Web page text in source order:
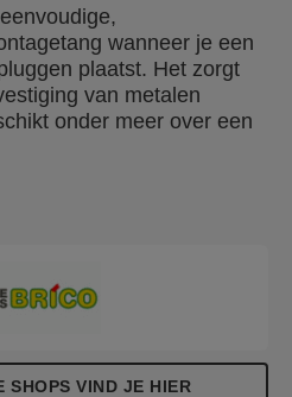
wanneer je een
plaatst. Het zorgt
van metalen
onder meer over een
de plug gemakkelijk
met M4 of M5
mm gipsplaat. Voor extra
schroefbit en twee boren in
oplossing
SHOPS VIND JE HIER